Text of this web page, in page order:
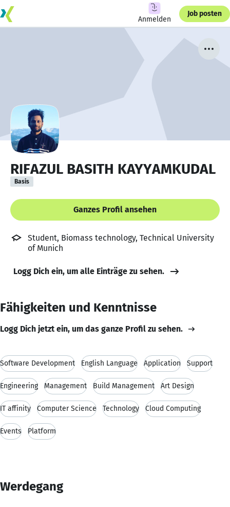
Anmelden
Job posten
RIFAZUL BASITH KAYYAMKUDAL
Basis
Ganzes Profil ansehen
Student, Biomass technology, Technical University
of Munich
Logg Dich ein, um alle Einträge zu sehen.
Fähigkeiten und Kenntnisse
Logg Dich jetzt ein, um das ganze Profil zu sehen.
Software Development English Language Application Support
Engineering Management Build Management Art Design
IT affinity Computer Science Technology Cloud Computing
Events Platform
Werdegang